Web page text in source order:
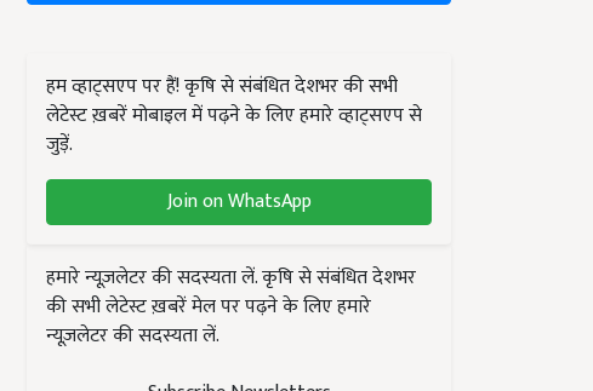
हम व्हाट्सएप पर हैं! कृषि से संबंधित देशभर की सभी
लेटेस्ट ख़बरें मोबाइल में पढ़ने के लिए हमारे व्हाट्सएप से
जुड़ें.
Join on WhatsApp
हमारे न्यूज़लेटर की सदस्यता लें. कृषि से संबंधित देशभर
की सभी लेटेस्ट ख़बरें मेल पर पढ़ने के लिए हमारे
न्यूज़लेटर की सदस्यता लें.